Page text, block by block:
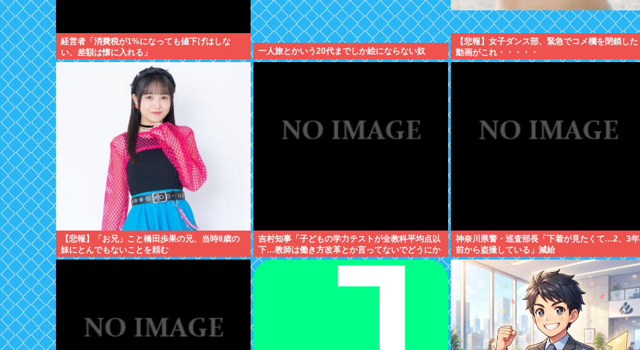
経営者「消費税が1%になっても値下げはしな
い、差額は懐に入れる」
一人旅とかいう20代までしか絵にならない奴
【悲報】女子ダンス部、緊急でコメ欄を閉鎖した
動画がこれ・・・・・
【悲報】「お兄」こと橋田歩果の兄、当時8歳の
妹にとんでもないことを頼む
吉村知事「子どもの学力テストが全教科平均点以
下…教師は働き方改革とか言ってないでどうにか
しろ」
神奈川県警・巡査部長「下着が見たくて…2、3年
前から盗撮している」減給